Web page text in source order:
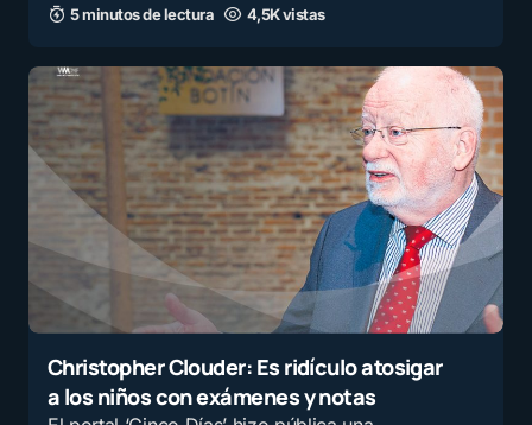
5 minutos de lectura 4,5K vistas
Christopher Clouder: Es ridículo atosigar
a los niños con exámenes y notas